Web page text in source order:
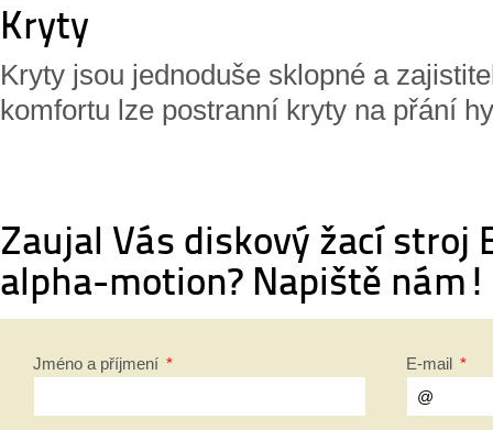
Kryty
Kryty jsou jednoduše sklopné a
komfortu lze postranní kryty na přání
Zaujal Vás diskový žací stroj
alpha-motion? Napiště nám!
Jméno a příjmení * E-mail *